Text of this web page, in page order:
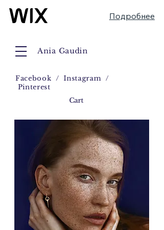
Подробнее